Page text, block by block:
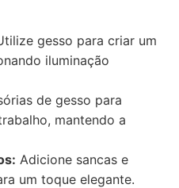
gesso para criar um
iluminação
de gesso para
mantendo a
Adicione sancas e
um toque elegante.